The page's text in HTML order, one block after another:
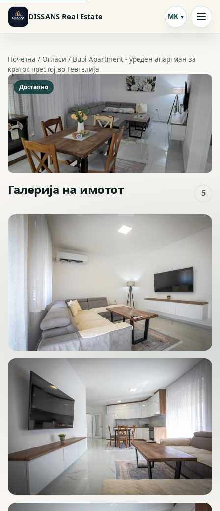
DISSANS Real Estate MK
Почетна / Огласи / Bubi Apartment - уреден апартман за
краток престој во Гевгелија
Достапно
Галерија на имотот 5